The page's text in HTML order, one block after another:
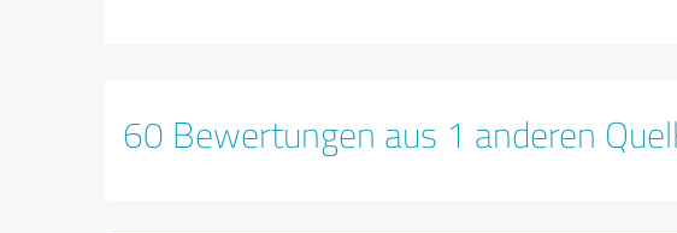
60 Bewertungen aus 1 anderen